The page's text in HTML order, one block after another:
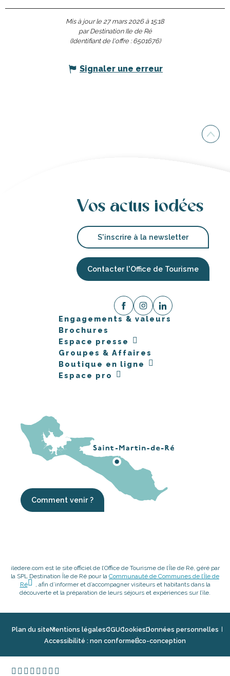
Mis à jour le 27 mars 2026 à 15:18
par Destination Ile de Ré
(Identifiant de l'offre : 6501676)
Signaler une erreur
Vos actus iodées
S'inscrire à la newsletter
Contacter l'Office de Tourisme
Engagements & valeurs
Brochures
Espace presse
Groupes & Affaires
Boutique en ligne
Espace pro
Comment venir ?
iledere.com est le site officiel de l’Office de Tourisme de l’Île de Ré, géré par
la SPL Destination Île de Ré pour la Communauté de Communes de l’Île de
Ré
, afin d’informer et d’accompagner visiteurs et habitants dans la
découverte et la préparation de leurs séjours et expériences sur l’île.
Plan du siteMentions légalesCGUCookiesDonnées personnelles
Accessibilité : non conformeÉco-conception